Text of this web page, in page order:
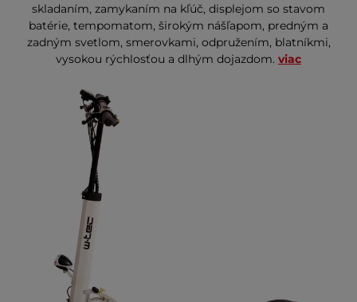
skladaním, zamykaním na kľúč, displejom so stavom
batérie, tempomatom, širokým nášľapom, predným a
zadným svetlom, smerovkami, odpružením, blatníkmi,
vysokou rýchlosťou a dlhým dojazdom. viac